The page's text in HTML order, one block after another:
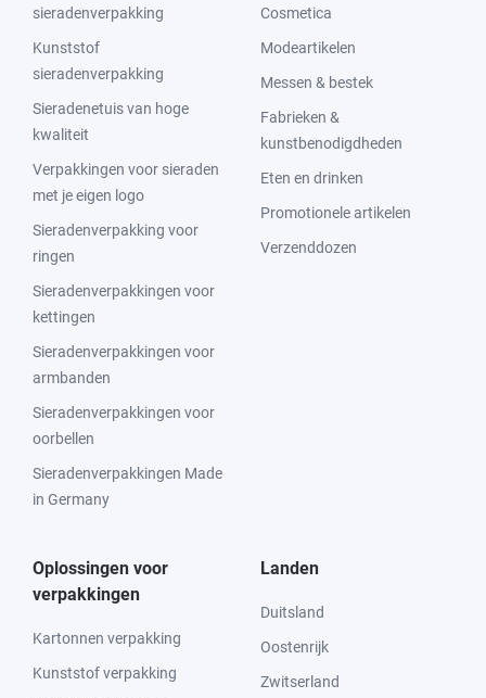
sieradenverpakking
Kunststof
sieradenverpakking
Sieradenetuis van hoge
kwaliteit
Verpakkingen voor sieraden
met je eigen logo
Sieradenverpakking voor
ringen
Sieradenverpakkingen voor
kettingen
Sieradenverpakkingen voor
armbanden
Sieradenverpakkingen voor
oorbellen
Sieradenverpakkingen Made
in Germany
Cosmetica
Modeartikelen
Messen & bestek
Fabrieken &
kunstbenodigdheden
Eten en drinken
Promotionele artikelen
Verzenddozen
Oplossingen voor
verpakkingen
Kartonnen verpakking
Kunststof verpakking
Landen
Duitsland
Oostenrijk
Zwitserland